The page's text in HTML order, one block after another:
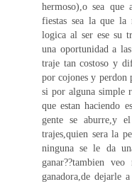
hermoso),o sea que
fiestas sea la que la
logica al ser ese su
una oportunidad a
traje tan costoso y
por cojones y perdon
si por alguna simple
que estan haciendo
gente se aburre,y
trajes,quien sera la
ninguna se le da
ganar??tambien
ganadora,de dejarle